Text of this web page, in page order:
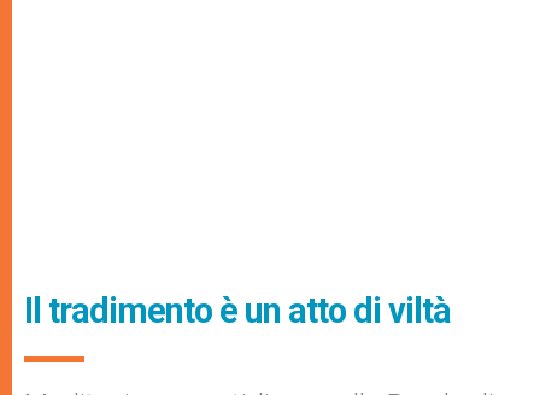
Il tradimento è un atto di viltà